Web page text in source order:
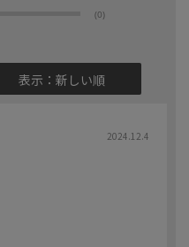
(0)
表示：新しい順
2024.12.4